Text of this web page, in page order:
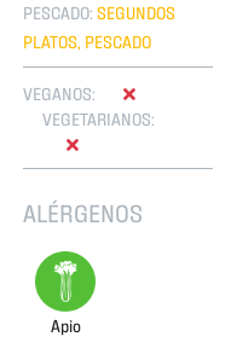
PESCADO: SEGUNDOS
PLATOS, PESCADO
VEGANOS:
VEGETARIANOS:
ALÉRGENOS
Apio